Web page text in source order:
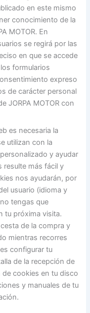
en este mismo
conocimiento de la
MOTOR. En
se regirá por las
en que se accede
formularios
expreso
de carácter personal
JORPA MOTOR con
es necesaria la
utilizan con la
y ayudar
resulte más fácil y
nos ayudarán, por
usuario (idioma y
tengas que
tu próxima visita.
de la compra y
mientras recorres
configurar tu
de la recepción de
cookies en tu disco
y manuales de tu